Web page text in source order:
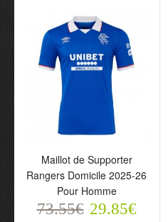
Maillot de Supporter
Rangers Domicile 2025-
Maillot de Supporter
Rangers Domicile 2025-26
Pour Homme
73.55€ 29.85€